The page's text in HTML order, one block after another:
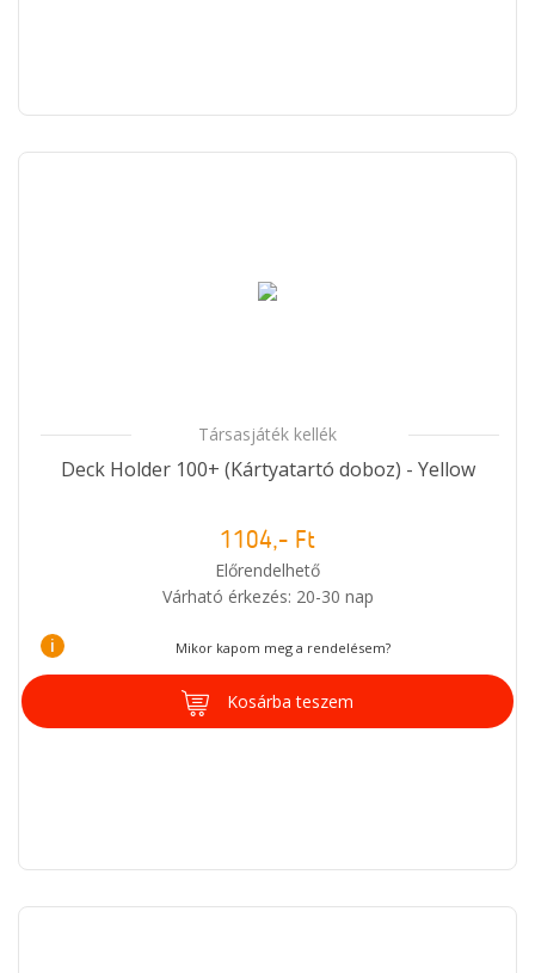
Társasjáték kellék
Deck Holder 100+ (Kártyatartó doboz) - Yellow
1104,- Ft
Előrendelhető
Várható érkezés: 20-30 nap
i Mikor kapom meg a rendelésem?
Kosárba teszem